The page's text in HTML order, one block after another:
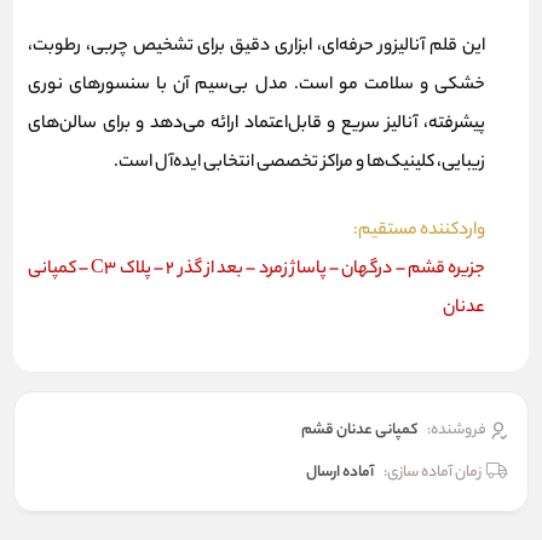
این قلم آنالیزور حرفه‌ای، ابزاری دقیق برای تشخیص چربی، رطوبت،
خشکی و سلامت مو است. مدل بی‌سیم آن با سنسورهای نوری
پیشرفته، آنالیز سریع و قابل‌اعتماد ارائه می‌دهد و برای سالن‌های
زیبایی، کلینیک‌ها و مراکز تخصصی انتخابی ایده‌آل است.
واردکننده مستقیم:
جزیره قشم – درگهان – پاساژ زمرد – بعد از گذر ۲ – پلاک C3 – کمپانی
عدنان
فروشنده: کمپانی عدنان قشم
زمان آماده سازی: آماده ارسال